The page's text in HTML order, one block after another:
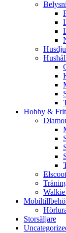
Hobby &
Storsäljare